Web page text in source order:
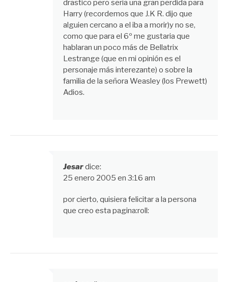
drastico pero seria una gran perdida para
Harry (recordemos que J.K R. dijo que
alguien cercano a el iba a morir)y no se,
como que para el 6º me gustaria que
hablaran un poco más de Bellatrix
Lestrange (que en mi opinión es el
personaje más interezante) o sobre la
familia de la señora Weasley (los Prewett)
Adios.
Jesardice:
25 enero 2005 en 3:16 am
por cierto, quisiera felicitar a la persona
que creo esta pagina:roll: